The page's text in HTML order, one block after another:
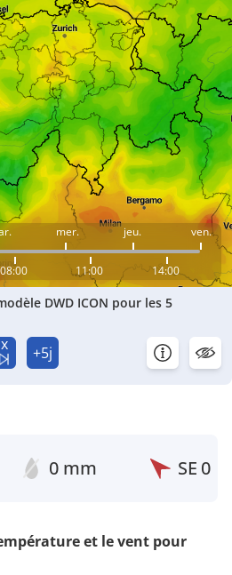
mer. jeu. ven.
08:00 11:00 14:00
DWD ICON pour les 5
+5j
0 mm SE 0
et le vent pour